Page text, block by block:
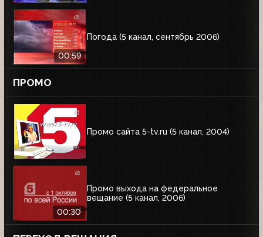
00:59
Погода (5 канал, сентябрь 2006)
ПРОМО
Промо сайта 5-tv.ru (5 канал, 2004)
00:30
Промо выхода на федеральное
вещание (5 канал, 2006)